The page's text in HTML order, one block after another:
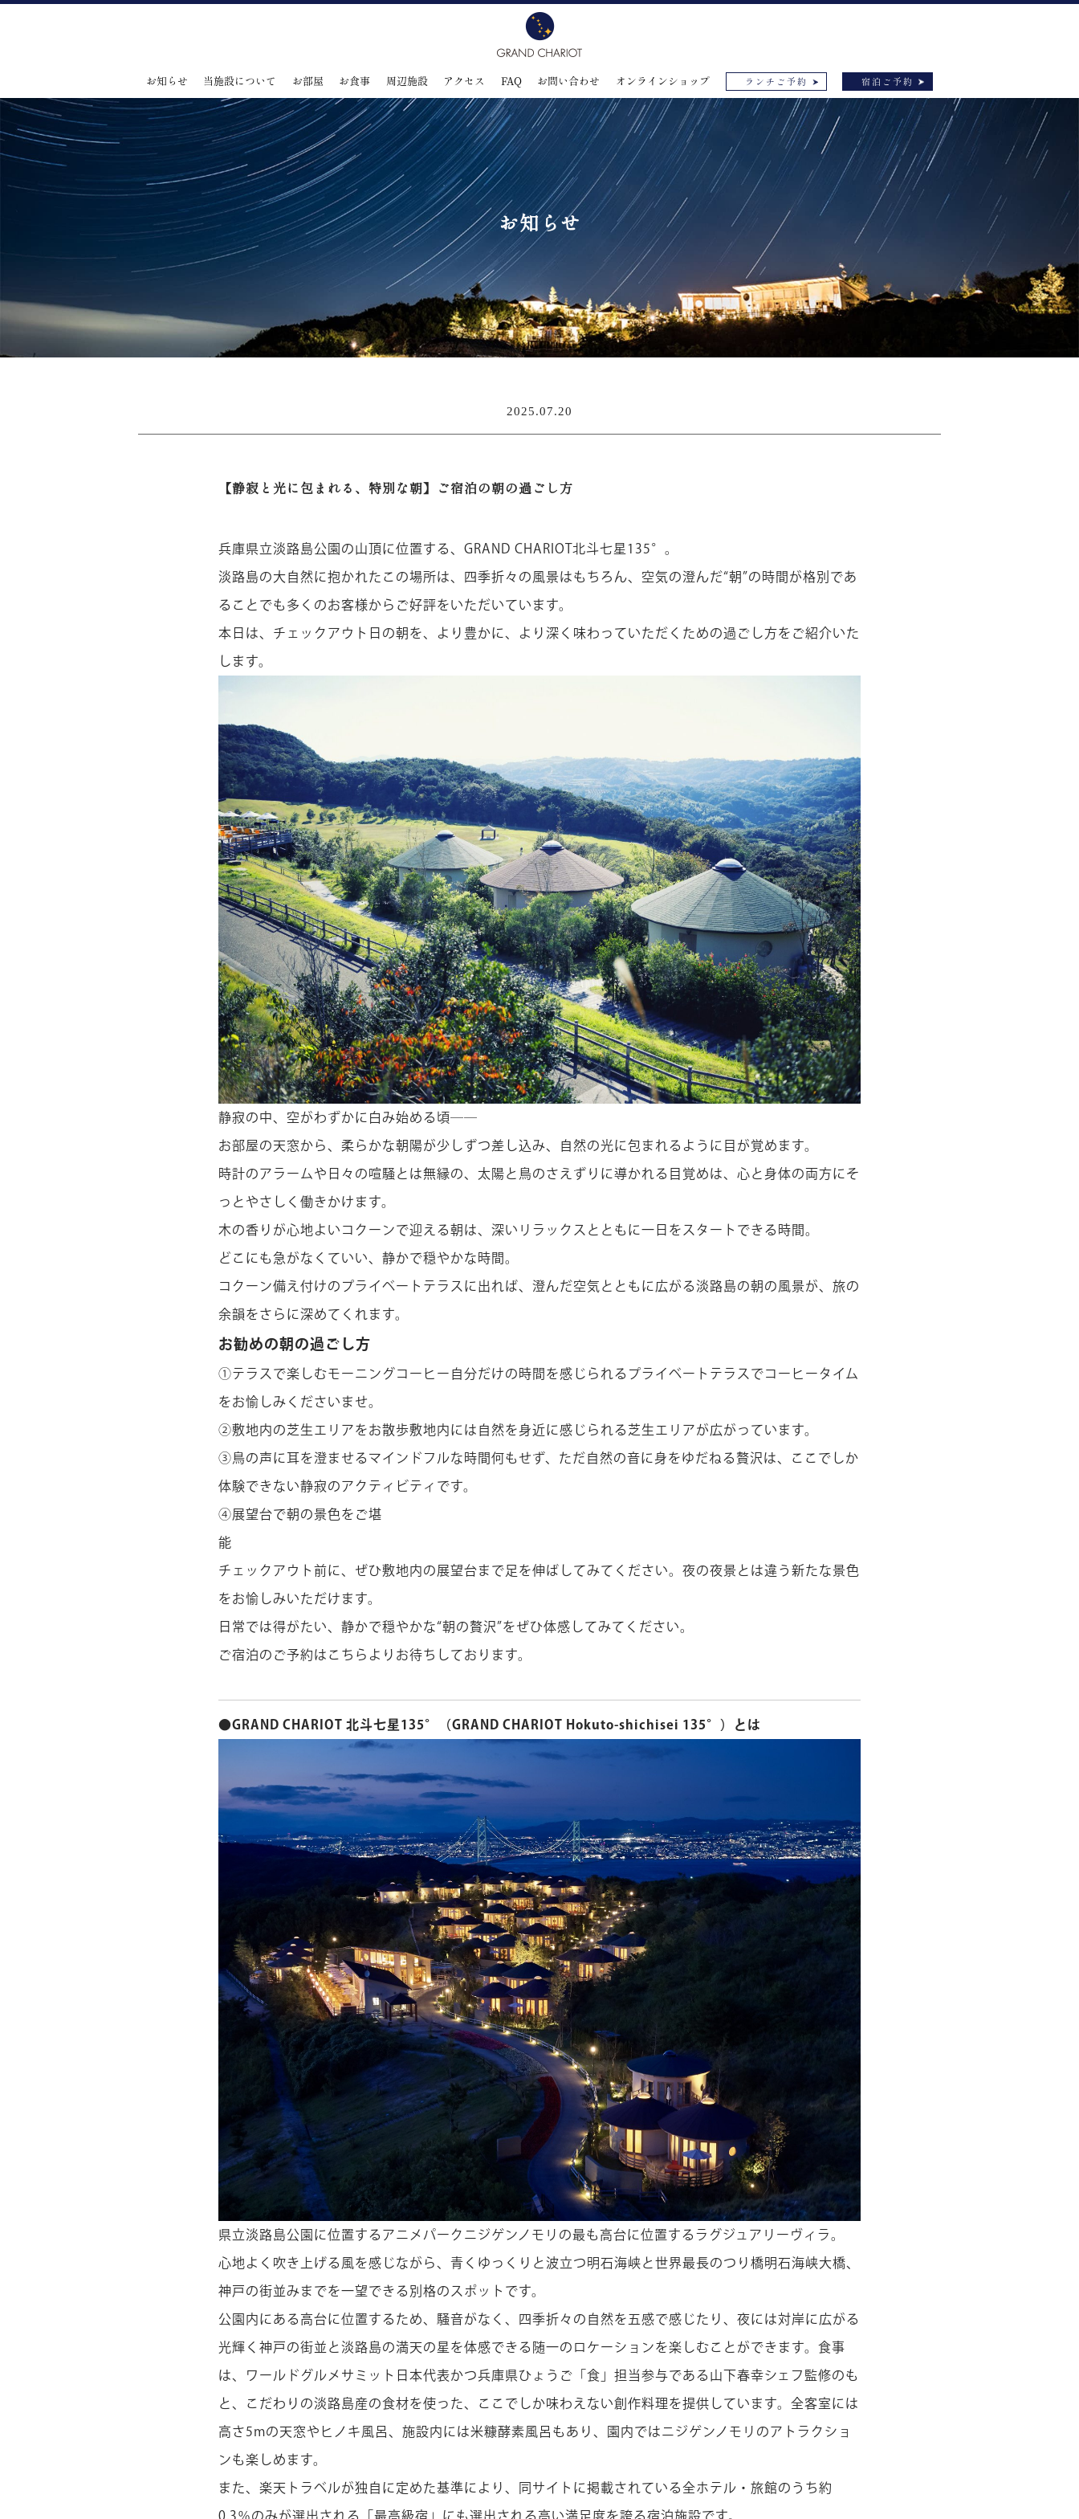
お知らせ 当施設について お部屋 お食事 周辺施設 アクセス FAQ お問い合わせ オンラインショップ ランチご予約 宿泊ご予約
お知らせ
2025.07.20
【静寂と光に包まれる、特別な朝】ご宿泊の朝の過ごし方
兵庫県立淡路島公園の山頂に位置する、GRAND CHARIOT北斗七星135°。
淡路島の大自然に抱かれたこの場所は、四季折々の風景はもちろん、空気の澄んだ“朝”の時間が格別であ
ることでも多くのお客様からご好評をいただいています。
本日は、チェックアウト日の朝を、より豊かに、より深く味わっていただくための過ごし方をご紹介いた
します。
静寂の中、空がわずかに白み始める頃――
お部屋の天窓から、柔らかな朝陽が少しずつ差し込み、自然の光に包まれるように目が覚めます。
時計のアラームや日々の喧騒とは無縁の、太陽と鳥のさえずりに導かれる目覚めは、心と身体の両方にそ
っとやさしく働きかけます。
木の香りが心地よいコクーンで迎える朝は、深いリラックスとともに一日をスタートできる時間。
どこにも急がなくていい、静かで穏やかな時間。
コクーン備え付けのプライベートテラスに出れば、澄んだ空気とともに広がる淡路島の朝の風景が、旅の
余韻をさらに深めてくれます。
お勧めの朝の過ごし方
①テラスで楽しむモーニングコーヒー自分だけの時間を感じられるプライベートテラスでコーヒータイム
をお愉しみくださいませ。
②敷地内の芝生エリアをお散歩敷地内には自然を身近に感じられる芝生エリアが広がっています。
③鳥の声に耳を澄ませるマインドフルな時間何もせず、ただ自然の音に身をゆだねる贅沢は、ここでしか
体験できない静寂のアクティビティです。
④展望台で朝の景色をご堪
チェックアウト前に、ぜひ敷地内の展望台まで足を伸ばしてみてください。夜の夜景とは違う新たな景色
をお愉しみいただけます。
日常では得がたい、静かで穏やかな“朝の贅沢”をぜひ体感してみてください。
ご宿泊のご予約は こちら よりお待ちしております。
●GRAND CHARIOT 北斗七星135°（GRAND CHARIOT Hokuto-shichisei 135°）とは
県立淡路島公園に位置するアニメパークニジゲンノモリの最も高台に位置するラグジュアリーヴィラ。
心地よく吹き上げる風を感じながら、青くゆっくりと波立つ明石海峡と世界最長のつり橋明石海峡大橋、
神戸の街並みまでを一望できる別格のスポットです。
公園内にある高台に位置するため、騒音がなく、四季折々の自然を五感で感じたり、夜には対岸に広がる
光輝く神戸の街並と淡路島の満天の星を体感できる随一のロケーションを楽しむことができます。食事
は、ワールドグルメサミット日本代表かつ兵庫県ひょうご「食」担当参与である山下春幸シェフ監修のも
と、こだわりの淡路島産の食材を使った、ここでしか味わえない創作料理を提供しています。全客室には
高さ5mの天窓やヒノキ風呂、施設内には米糠酵素風呂もあり、園内ではニジゲンノモリのアトラクショ
ンも楽しめます。
また、楽天トラベルが独自に定めた基準により、同サイトに掲載されている全ホテル・旅館のうち約
0.3％のみが選出される「最高級宿」にも選出される高い満足度を誇る宿泊施設です。